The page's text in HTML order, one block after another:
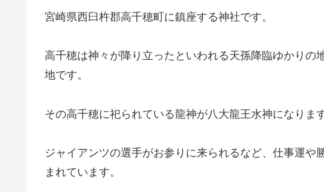
宮崎県西臼杵郡高千穂町に鎮座する神社です。
高千穂は神々が降り立ったといわれる天孫降臨ゆかりの
地です。
その高千穂に祀られている龍神が八大龍王水神になります
ジャイアンツの選手がお参りに来られるなど、仕事運や
まれています。